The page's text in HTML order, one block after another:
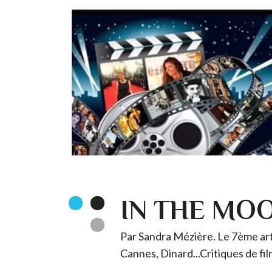
IN THE
Par Sandra Mézière. Le 7ème
Cannes, Dinard...Critiques de